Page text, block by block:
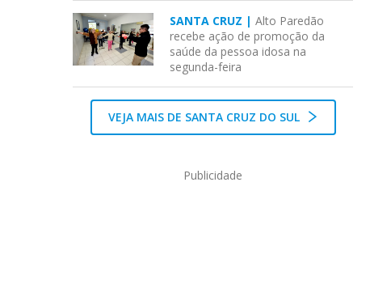
SANTA CRUZ |Alto Paredão
recebe ação de promoção da
saúde da pessoa idosa na
segunda-feira
VEJA MAIS DE SANTA CRUZ DO SUL
Publicidade